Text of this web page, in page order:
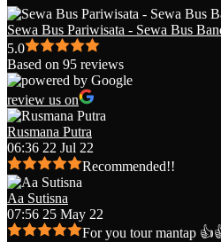
Sewa Bus Pariwisata - Sewa Bus
5.0
Based on 95 reviews
review us on
Rusmana Putra
06:36 22 Jul 22
Recommended!!
Aa Sutisna
07:56 25 May 22
For you tour mantap